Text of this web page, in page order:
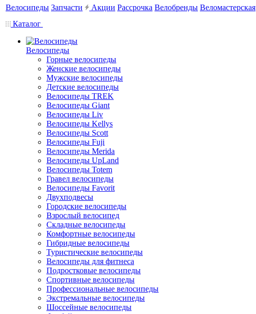
Велосипеды Запчасти Акции Рассрочка Велобренды Веломастерская
Каталог
Велосипеды
Горные велосипеды
Женские велосипеды
Мужские велосипеды
Детские велосипеды
Велосипеды TREK
Велосипеды Giant
Велосипеды Liv
Велосипеды Kellys
Велосипеды Scott
Велосипеды Fuji
Велосипеды Merida
Велосипеды UpLand
Велосипеды Totem
Гравел велосипеды
Велосипеды Favorit
Двухподвесы
Городские велосипеды
Взрослый велосипед
Складные велосипеды
Комфортные велосипеды
Гибридные велосипеды
Туристические велосипеды
Велосипеды для фитнеса
Подростковые велосипеды
Спортивные велосипеды
Профессиональные велосипеды
Экстремальные велосипеды
Шоссейные велосипеды